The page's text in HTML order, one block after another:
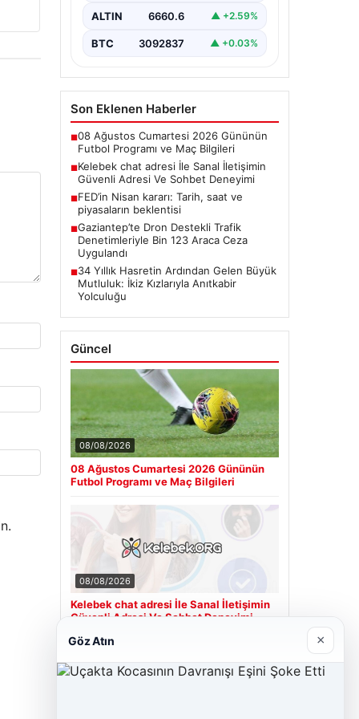
birçok…
ALTIN 6660.6 ▲ +2.59%
BTC 3092837 ▲ +0.03%
Son Eklenen Haberler
■08 Ağustos Cumartesi 2026 Gününün
Futbol Programı ve Maç Bilgileri
■Kelebek chat adresi İle Sanal İletişimin
Güvenli Adresi Ve Sohbet Deneyimi
■FED’in Nisan kararı: Tarih, saat ve
piyasaların beklentisi
■Gaziantep’te Dron Destekli Trafik
Denetimleriyle Bin 123 Araca Ceza
Uygulandı
■34 Yıllık Hasretin Ardından Gelen Büyük
Mutluluk: İkiz Kızlarıyla Anıtkabir
Yolculuğu
Güncel
08/08/2026
08 Ağustos Cumartesi 2026 Gününün
Futbol Programı ve Maç Bilgileri
08/08/2026
Kelebek chat adresi İle Sanal İletişimin
Güvenli Adresi Ve Sohbet Deneyimi
Son Eklenen Firmalar
Göz Atın ×